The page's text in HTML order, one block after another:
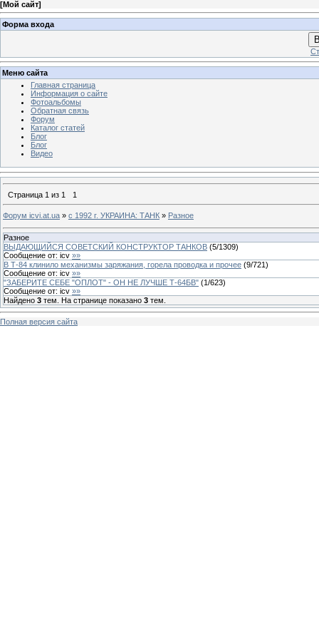
[Мой сайт]
Форма входа
Меню сайта
Главная страница
Информация о сайте
Фотоальбомы
Обратная связь
Форум
Каталог статей
Блог
Блог
Видео
Страница 1 из 1 1
Форум icvi.at.ua » с 1992 г. УКРАИНА: ТАНК » Разное
Разное
ВЫДАЮЩИЙСЯ СОВЕТСКИЙ КОНСТРУКТОР ТАНКОВ (5/1309)
Сообщение от: icv »»
В Т-84 клинило механизмы заряжания, горела проводка и прочее (9/721)
Сообщение от: icv »»
"ЗАБЕРИТЕ СЕБЕ "ОПЛОТ" - ОН НЕ ЛУЧШЕ Т-64БВ" (1/623)
Сообщение от: icv »»
Найдено 3 тем. На странице показано 3 тем.
Полная версия сайта